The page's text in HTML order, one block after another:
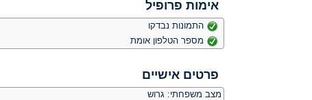
אימות פרופיל
התמונות נבדקו
מספר הטלפון אומת
פרטים אישיים
מצב משפחתי: גרוש